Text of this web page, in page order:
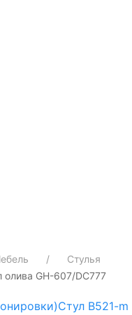
Стулья
олива GH-607/DC777
Стул B521-m